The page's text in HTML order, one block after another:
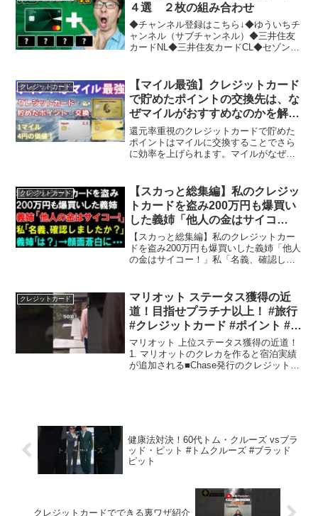
４選 ２枚の組み合わせ
◆チャンネル登録はこちら↓◆ゆういちチ
ャンネル（サブチャンネル）◆三井住友
カードNL◆三井住友カードCL◆セゾンパ
クレジットカード
【マイル最強】クレジットカード
で貯めたポイントの交換先は、な
ぜマイルがおすすめなのかを解
説！
還元率重視のクレジットカードで貯めた
ポイントはマイルに交換することでさら
に効率を上げられます。マイルがなぜ効
のポイント交換先としてマイルがなぜお
すすめされるのかを解説...
クレジットカード
【スカっと総集編】私のクレジッ
トカードを盗み200万円も爆買い
した義姉「他人の金はサイコ
ー！」私「名義、確認しました
か？」義姉「は？」→顔面蒼白
に…【修羅場】
【スカっと総集編】私のクレジットカー
ドを盗み200万円も爆買いした義姉「他人
の金はサイコー！」私「名義、確認しま
ドボタンをクリックお願いします^^「あ
なたの怒り晒してく...
クレジットカード
マリオット ステータス獲得の近
道！目指せプラチナ以上！ #旅行
#クレジットカード #ポイント #マ
リオットボンヴォイ #マリオット
#アメリカ駐在 #クレカ
マリオット 上位ステータス獲得の近道！
1. マリオットのクレカを作ると宿泊実績
が追加される■Chase発行のクレジットカ
健康法対決！60代トム・クルーズ vsブラ
ッド・ピット #トムクルーズ #ブラッド
ピット
クレジットカードでできる裏ワザ紹介